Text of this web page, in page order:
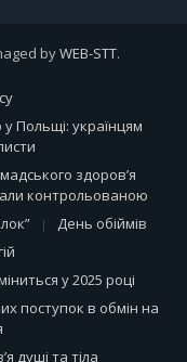
byWEB-STT.
Польщі: українцям
здоров’я
контрольованою
День обіймів
у 2025 році
поступок в обмін на
душі та тіла